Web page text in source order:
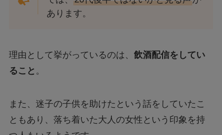
あります。
理由として挙がっているのは、 飲酒配信をしてい
ること 。
また、迷子の子供を助けたという話をしていたこ
ともあり、落ち着いた大人の女性という印象を持